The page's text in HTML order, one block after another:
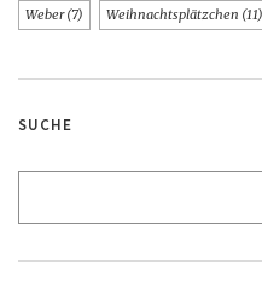
Weber(7) Weihnachtsplätzchen (11)
SUCHE